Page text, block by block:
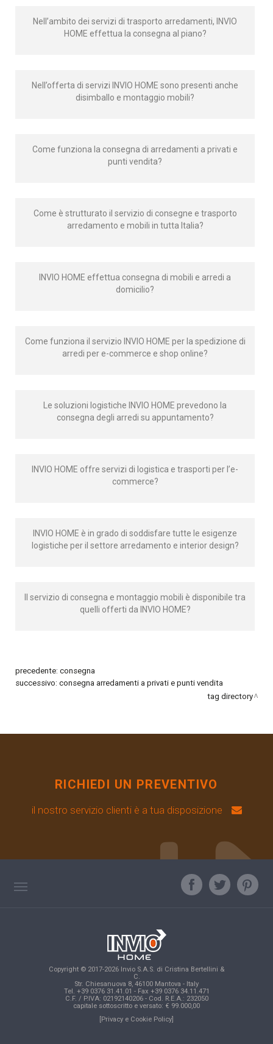
Nell’ambito dei servizi di trasporto arredamenti, INVIO
HOME effettua la consegna al piano?
Nell’offerta di servizi INVIO HOME sono presenti anche
disimballo e montaggio mobili?
Come funziona la consegna di arredamenti a privati e
punti vendita?
Come è strutturato il servizio di consegne e trasporto
arredamento e mobili in tutta Italia?
INVIO HOME effettua consegna di mobili e arredi a
domicilio?
Come funziona il servizio INVIO HOME per la spedizione di
arredi per e-commerce e shop online?
Le soluzioni logistiche INVIO HOME prevedono la
consegna degli arredi su appuntamento?
INVIO HOME offre servizi di logistica e trasporti per l’e-
commerce?
INVIO HOME è in grado di soddisfare tutte le esigenze
logistiche per il settore arredamento e interior design?
Il servizio di consegna e montaggio mobili è disponibile tra
quelli offerti da INVIO HOME?
precedente: consegna
successivo: consegna arredamenti a privati e punti vendita
tag directory
RICHIEDI UN PREVENTIVO
il nostro servizio clienti è a tua disposizione
Copyright © 2017-2026 Invio S.A.S. di Cristina Bertellini &
C.
Str. Chiesanuova 8, 46100 Mantova - Italy
Tel. +39 0376 31.41.01 - Fax +39 0376 34.11.471
C.F. / P.IVA: 02192140206 - Cod. R.E.A.: 232050
capitale sottoscritto e versato: € 99.000,00
[Privacy e Cookie Policy]